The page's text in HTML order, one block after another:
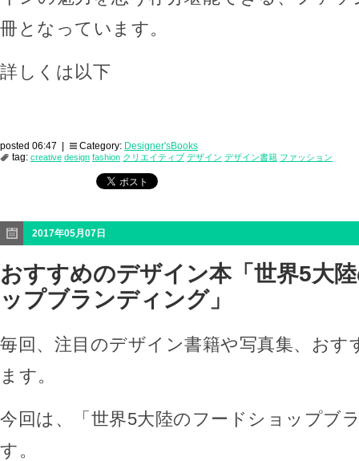
冊となっています。
詳しくは以下
posted 06:47 | Category: Designer'sBooks
tag: creative design fashion クリエイティブ デザイン デザイン書籍 ファッション
2017年05月07日
おすすめのデザイン本「世界5大
ップブランディング」
毎回、注目のデザイン書籍や写真集、おす
ます。
今回は、「世界5大陸のフードショップブ
す。